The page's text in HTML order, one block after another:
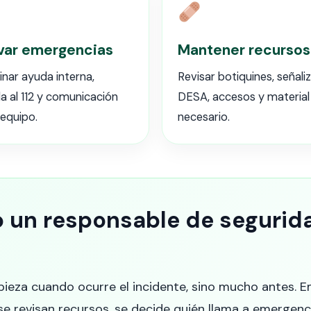
emergencias
ayuda interna,
al 112 y comunicación
Mantener recursos
Revisar botiquines,
DESA, accesos y material
necesario.
un responsable de
cuando ocurre el incidente, sino mucho antes.